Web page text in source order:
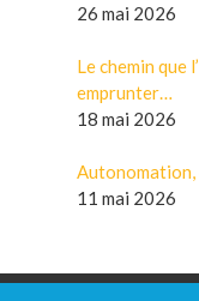
26 mai 2026
Le chemin que
emprunter…
18 mai 2026
Autonomation,
11 mai 2026